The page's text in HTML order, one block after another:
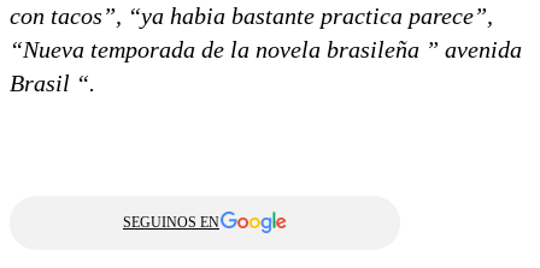
con tacos”, “ya habia bastante practica parece”,
“Nueva temporada de la novela brasileña ” avenida
Brasil “.
SEGUINOS EN